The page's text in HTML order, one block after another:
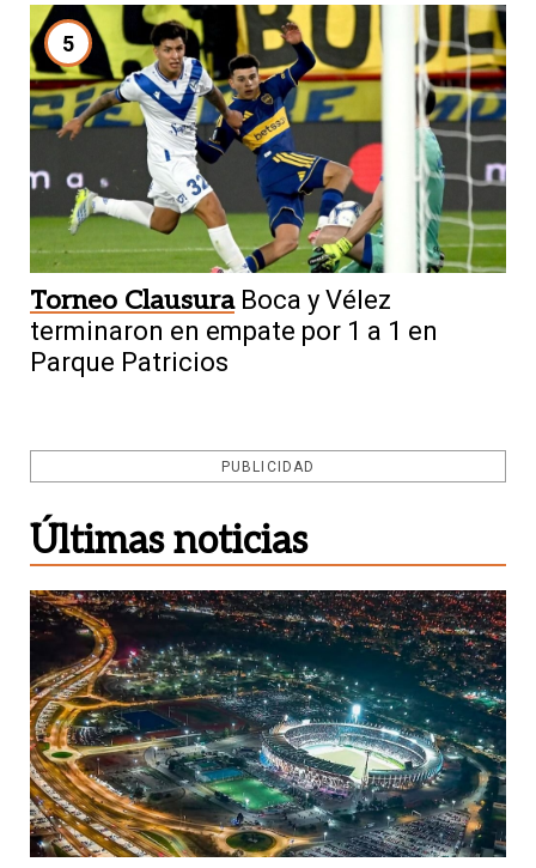
5
Torneo Clausura Boca y Vélez
terminaron en empate por 1 a 1 en
Parque Patricios
PUBLICIDAD
Últimas noticias